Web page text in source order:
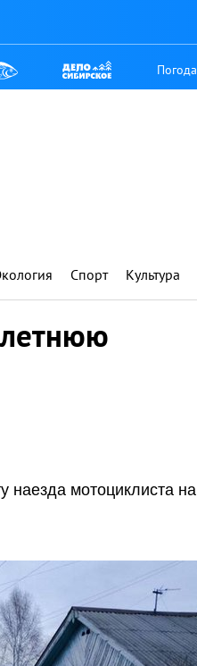
Погода
Спорт Культура
наезда мотоциклиста на